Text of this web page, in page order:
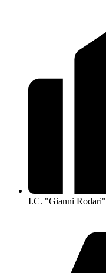
I.C. "Gianni Rodari"